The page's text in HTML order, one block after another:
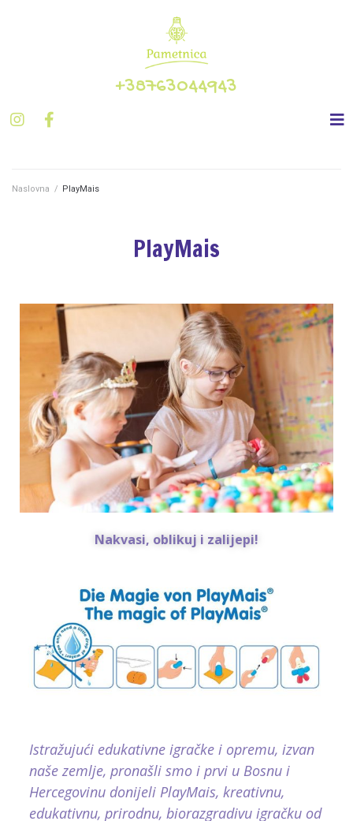
+38763044943
Naslovna / PlayMais
PlayMais
Nakvasi, oblikuj i zalijepi!
Istražujući edukativne igračke i opremu, izvan
naše zemlje, pronašli smo i prvi u Bosnu i
Hercegovinu donijeli PlayMais, kreativnu,
edukativnu, prirodnu, biorazgradivu igračku od